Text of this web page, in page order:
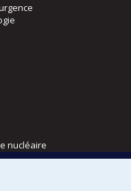
nucléaire